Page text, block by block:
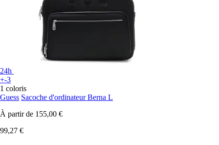
24h
+-3
1 coloris
Guess Sacoche d'ordinateur Berna L
À partir de 155,00 €
99,27 €